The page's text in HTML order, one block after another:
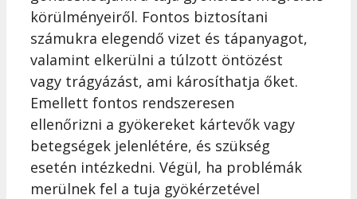
körülményeiről. Fontos biztosítani
számukra elegendő vizet és tápanyagot,
valamint elkerülni a túlzott öntözést
vagy trágyázást, ami károsíthatja őket.
Emellett fontos rendszeresen
ellenőrizni a gyökereket kártevők vagy
betegségek jelenlétére, és szükség
esetén intézkedni. Végül, ha problémák
merülnek fel a tuja gyökérzetével